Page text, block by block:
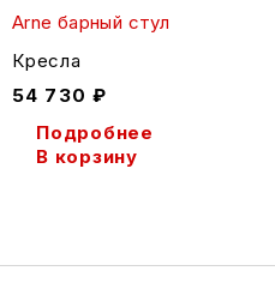
Arne барный стул
Кресла
54 730 ₽
Подробнее
В корзину